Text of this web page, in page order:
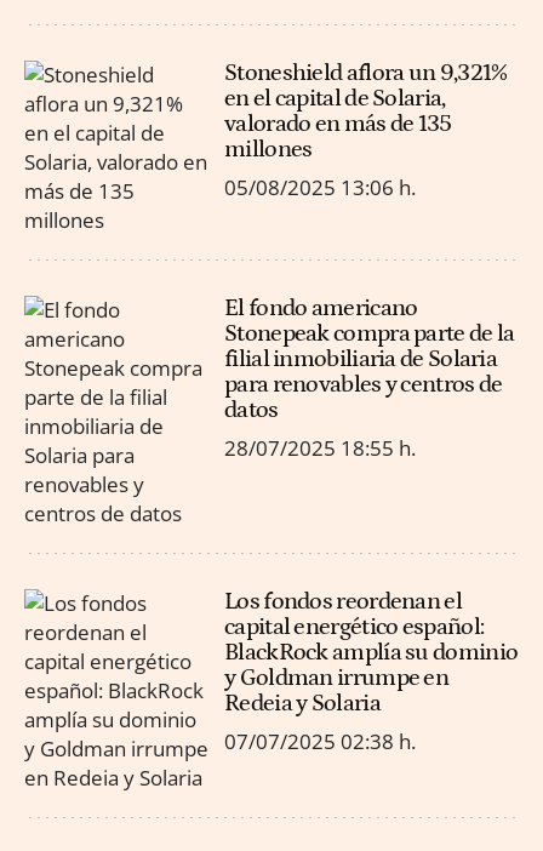
Stoneshield aflora un 9,321%
en el capital de Solaria,
valorado en más de 135
millones
05/08/2025 13:06 h.
El fondo americano
Stonepeak compra parte de la
filial inmobiliaria de Solaria
para renovables y centros de
datos
28/07/2025 18:55 h.
Los fondos reordenan el
capital energético español:
BlackRock amplía su dominio
y Goldman irrumpe en
Redeia y Solaria
07/07/2025 02:38 h.